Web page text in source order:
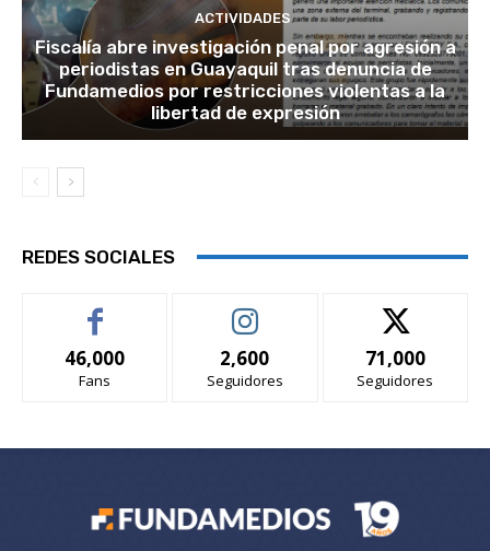
ACTIVIDADES
Fiscalía abre investigación penal por agresión a
periodistas en Guayaquil tras denuncia de
Fundamedios por restricciones violentas a la
libertad de expresión
REDES SOCIALES
46,000
Fans
2,600
Seguidores
71,000
Seguidores